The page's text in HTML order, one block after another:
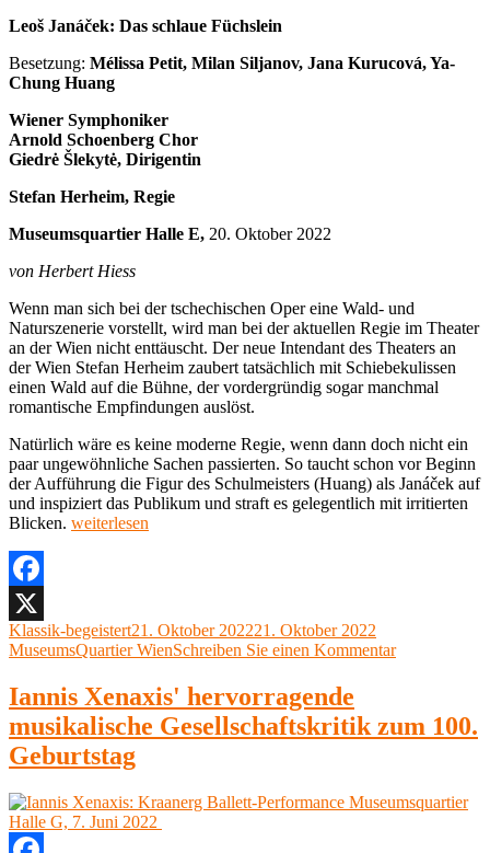
Leoš Janáček: Das schlaue Füchslein
Besetzung: Mélissa Petit, Milan Siljanov, Jana Kurucová, Ya-
Chung Huang
Wiener Symphoniker
Arnold Schoenberg Chor
Giedrė Šlekytė, Dirigentin
Stefan Herheim, Regie
Museumsquartier Halle E, 20. Oktober 2022
von Herbert Hiess
Wenn man sich bei der tschechischen Oper eine Wald- und
Naturszenerie vorstellt, wird man bei der aktuellen Regie im Theater
an der Wien nicht enttäuscht. Der neue Intendant des Theaters an
der Wien Stefan Herheim zaubert tatsächlich mit Schiebekulissen
einen Wald auf die Bühne, der vordergründig sogar manchmal
romantische Empfindungen auslöst.
Natürlich wäre es keine moderne Regie, wenn dann doch nicht ein
paar ungewöhnliche Sachen passierten. So taucht schon vor Beginn
der Aufführung die Figur des Schulmeisters (Huang) als Janáček auf
und inspiziert das Publikum und straft es gelegentlich mit irritierten
Blicken. „Leoš
Museumsquartier
Halle
E,
Oktober
2022“
weiterlesen
Facebook
X
Autor
Klassik-begeistertVeröffentlicht
am
21. Oktober 202221. Oktober 2022
MuseumsQuartier WienSchreiben Sie einen Kommentarzu
schlaue
E,
Iannis Xenaxis' hervorragende
musikalische Gesellschaftskritik zum 100.
Geburtstag